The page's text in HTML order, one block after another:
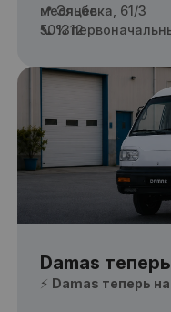
месяцев
50%
📍 Эльбека, 61/3
📞 1312
Damas
условиях!
⚡ Damas теперь